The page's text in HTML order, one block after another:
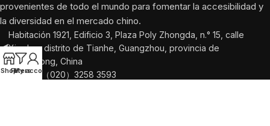
provenientes de todo el mundo para fomentar la accesibilidad y
la diversidad en el mercado chino.
Habitación 1921, Edificio 3, Plaza Poly Zhongda, n.° 15, calle
Xing'an, distrito de Tianhe, Guangzhou, provincia de
Guangdong, China
Tel: +86（020）3258 3593
ShopFilters
My account